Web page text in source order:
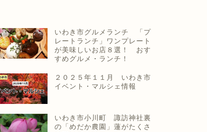
いわき市グルメランチ 「プ
レートランチ」ワンプレート
が美味しいお店８選！ おす
すめグルメ・ランチ！
２０２５年１１月 いわき市
イベント・マルシェ情報
いわき市小川町 諏訪神社裏
の「めだか農園」蓮がたくさ